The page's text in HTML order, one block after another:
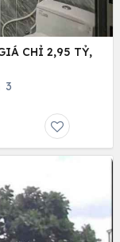
CHỈ 2,95 TỶ,
3